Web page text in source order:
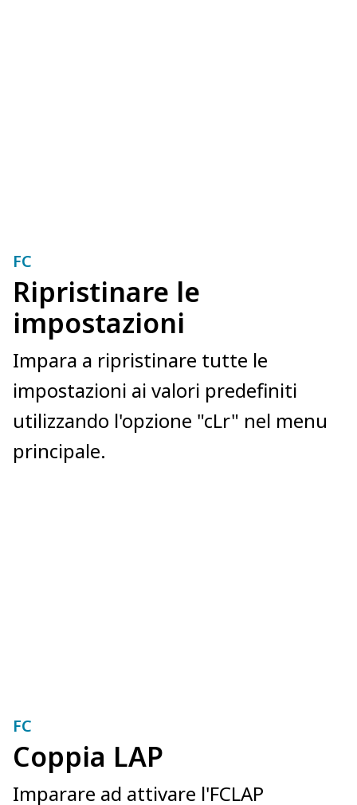
Ripristinare le
impostazioni
FC
Impara a ripristinare tutte le
impostazioni ai valori predefiniti
utilizzando l'opzione "cLr" nel menu
principale.
Coppia LAP
FC
Imparare ad attivare l'FCLAP